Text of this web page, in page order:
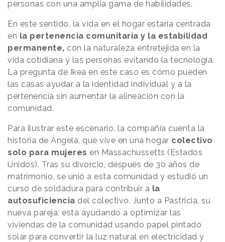
personas con una amplia gama de habilidades.
En este sentido, la vida en el hogar estaría centrada
en la pertenencia comunitaria y la estabilidad
permanente, con la naturaleza entretejida en la
vida cotidiana y las personas evitando la tecnología.
La pregunta de Ikea en este caso es cómo pueden
las casas ayudar a la identidad individual y a la
pertenencia sin aumentar la alineación con la
comunidad.
Para ilustrar este escenario, la compañía cuenta la
historia de Ángela, que vive en una hogar colectivo
solo para mujeres en Massachussetts (Estados
Unidos). Tras su divorcio, después de 30 años de
matrimonio, se unió a esta comunidad y estudió un
curso de soldadura para contribuir a la
autosuficiencia del colectivo. Junto a Pastricia, su
nueva pareja, está ayudando a optimizar las
viviendas de la comunidad usando papel pintado
solar para convertir la luz natural en electricidad y